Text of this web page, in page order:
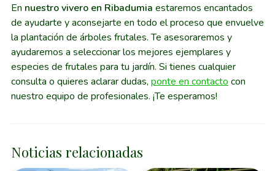
En nuestro vivero en Ribadumia estaremos encantados
de ayudarte y aconsejarte en todo el proceso que envuelve
la plantación de árboles frutales. Te asesoraremos y
ayudaremos a seleccionar los mejores ejemplares y
especies de frutales para tu jardín. Si tienes cualquier
consulta o quieres aclarar dudas, ponte en contacto con
nuestro equipo de profesionales. ¡Te esperamos!
Noticias relacionadas